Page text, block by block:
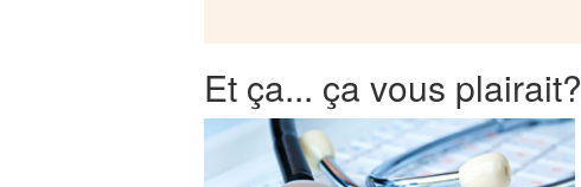
Et ça... ça vous plairait?